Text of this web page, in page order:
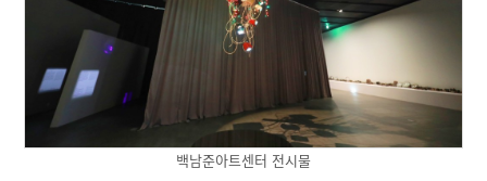
백남준아트센터 전시물